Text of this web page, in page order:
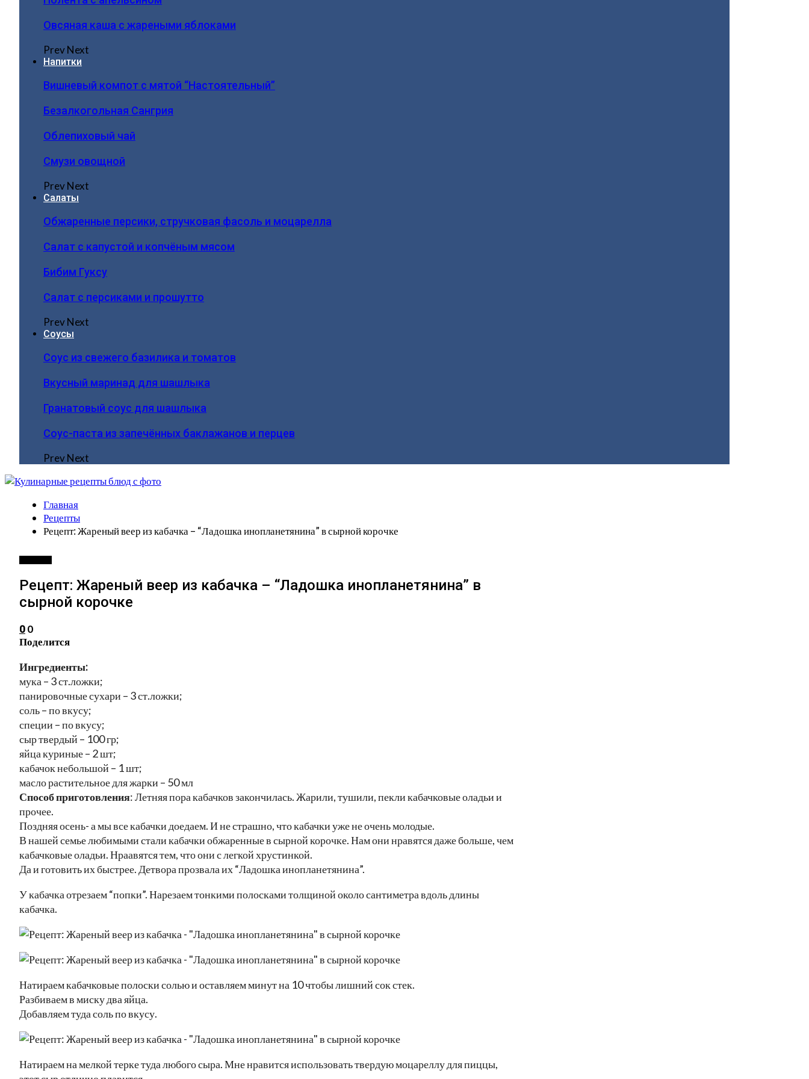
Овсяная каша с жареными яблоками
PrevNext
Напитки
Вишневый компот с мятой “Настоятельный”
Безалкогольная Сангрия
Облепиховый чай
Смузи овощной
PrevNext
Салаты
Обжаренные персики, стручковая фасоль и моцарелла
Салат с капустой и копчёным мясом
Бибим Гуксу
Салат с персиками и прошутто
PrevNext
Соусы
Соус из свежего базилика и томатов
Вкусный маринад для шашлыка
Гранатовый соус для шашлыка
Соус-паста из запечённых баклажанов и перцев
PrevNext
Главная
Рецепты
Рецепт: Жареный веер из кабачка – “Ладошка инопланетянина” в сырной корочке
Рецепт: Жареный веер из кабачка – “Ладошка инопланетянина” в
сырной корочке
0 0
Поделится
Ингредиенты:
мука – 3 ст.ложки;
панировочные сухари – 3 ст.ложки;
соль – по вкусу;
специи – по вкусу;
сыр твердый – 100 гр;
яйца куриные – 2 шт;
кабачок небольшой – 1 шт;
масло растительное для жарки – 50 мл
Способ приготовления: Летняя пора кабачков закончилась. Жарили, тушили, пекли кабачковые оладьи и
прочее.
Поздняя осень- а мы все кабачки доедаем. И не страшно, что кабачки уже не очень молодые.
В нашей семье любимыми стали кабачки обжаренные в сырной корочке. Нам они нравятся даже больше, чем
кабачковые оладьи. Нраавятся тем, что они с легкой хрустинкой.
Да и готовить их быстрее. Детвора прозвала их “Ладошка инопланетянина”.
У кабачка отрезаем “попки”. Нарезаем тонкими полосками толщиной около сантиметра вдоль длины
кабачка.
Натираем кабачковые полоски солью и оставляем минут на 10 чтобы лишний сок стек.
Разбиваем в миску два яйца.
Добавляем туда соль по вкусу.
Натираем на мелкой терке туда любого сыра. Мне нравится использовать твердую моцареллу для пиццы,